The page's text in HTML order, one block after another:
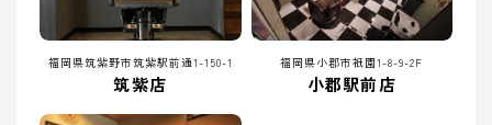
福岡県筑紫野市筑紫駅前通1-150-1
筑紫店
福岡県小郡市祇園1-8-9-2F
小郡駅前店